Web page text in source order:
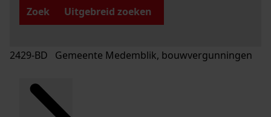
Zoek
Uitgebreid zoeken
2429-BD Gemeente Medemblik, bouwvergunningen